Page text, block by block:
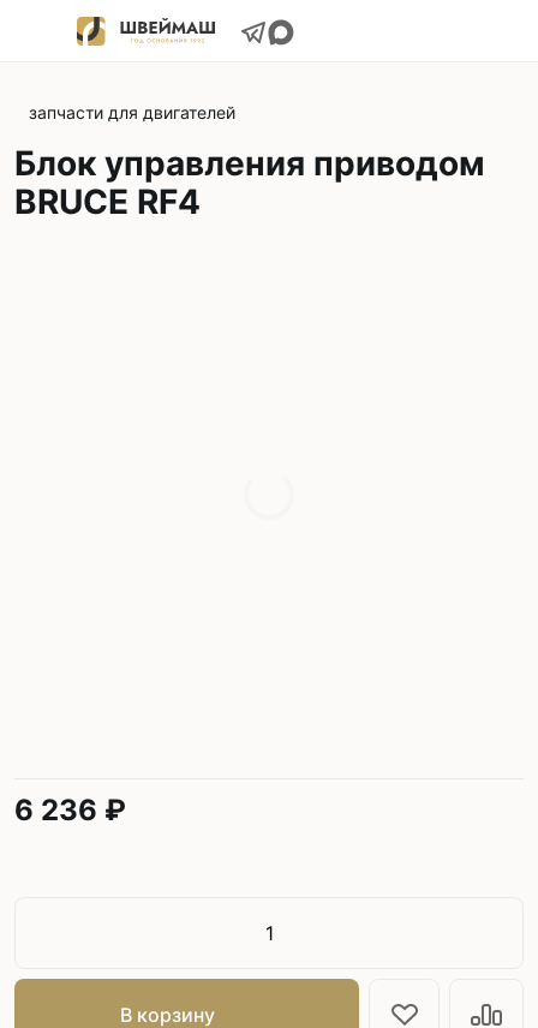
запчасти для двигателей
Блок управления приводом
BRUCE RF4
6 236 ₽
В корзину